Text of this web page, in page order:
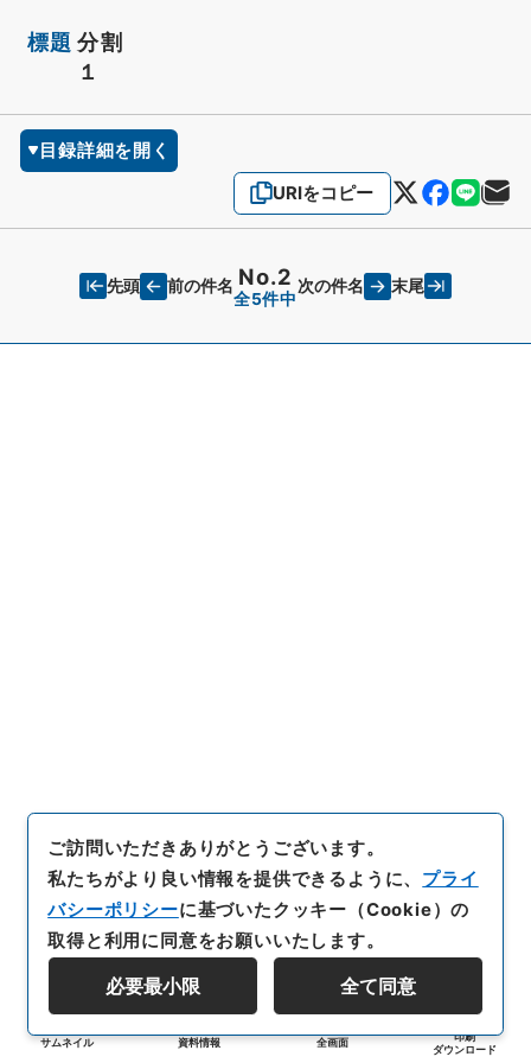
標題 分割
１
目録詳細を開く
URIをコピー
先頭 前の件名 No.2
全5件中
次の件名 末尾
サムネイル 資料情報 全画面
印刷
ダウンロード
ご訪問いただきありがとうございます。
私たちがより良い情報を提供できるように、 プライ
バシーポリシーに基づいたクッキー（Cookie）の
取得と利用に同意をお願いいたします。
必要最小限 全て同意